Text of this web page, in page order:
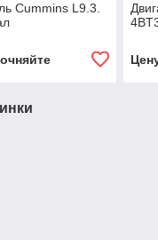
Cummins L9.3.